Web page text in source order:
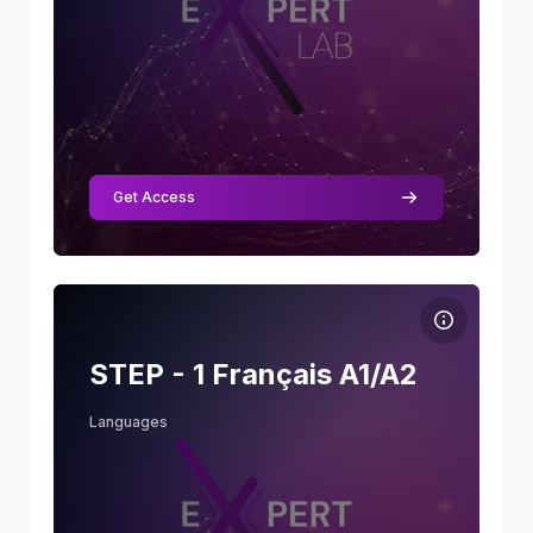
Get Access
Teacher
Beginner
Course image STEP - 1 Français A1/A2
Course image
Course name
STEP - 1 Français A1/A2
Languages